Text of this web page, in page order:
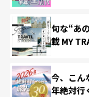
旬な“あ
載 MY
今、こん
年絶対行